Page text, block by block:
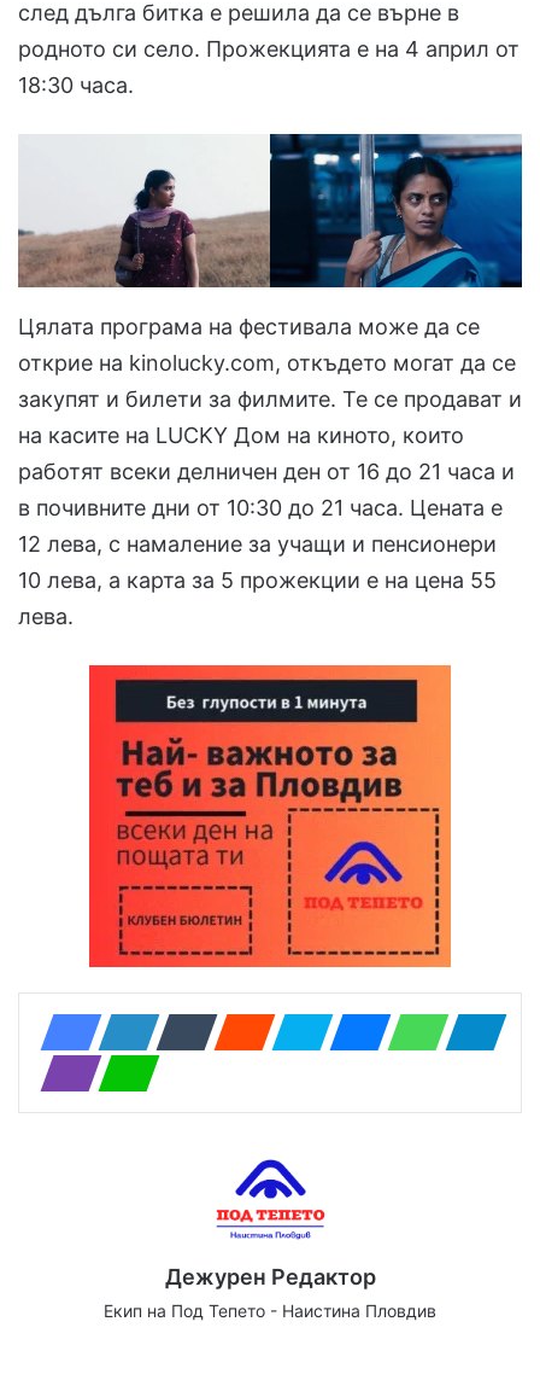
след дълга битка е решила да се върне в
родното си село. Прожекцията е на 4 април от
18:30 часа.
Цялата програма на фестивала може да се
открие на kinolucky.com, откъдето могат да се
закупят и билети за филмите. Те се продават и
на касите на LUCKY Дом на киното, които
работят всеки делничен ден от 16 до 21 часа и
в почивните дни от 10:30 до 21 часа. Цената е
12 лева, с намаление за учащи и пенсионери
10 лева, а карта за 5 прожекции е на цена 55
лева.
Дежурен Редактор
Екип на Под Тепето - Наистина Пловдив